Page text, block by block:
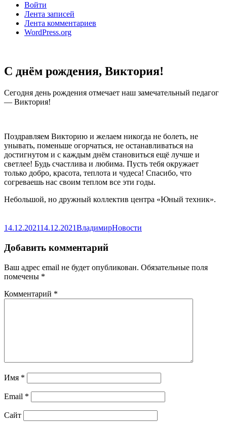
Войти
Лента записей
Лента комментариев
WordPress.org
С днём рождения, Виктория!
Сегодня день рождения отмечает наш замечательный педагог
— Виктория!
Поздравляем Викторию и желаем никогда не болеть, не
унывать, поменьше огорчаться, не останавливаться на
достигнутом и с каждым днём становиться ещё лучше и
светлее! Будь счастлива и любима. Пусть тебя окружает
только добро, красота, теплота и чудеса! Спасибо, что
согреваешь нас своим теплом все эти годы.
Небольшой, но дружный коллектив центра «Юный техник».
Опубликовано
14.12.202114.12.2021Автор
ВладимирРубрики
Новости
Добавить комментарий
Ваш адрес email не будет опубликован. Обязательные поля
помечены *
Комментарий *
Имя *
Email *
Сайт